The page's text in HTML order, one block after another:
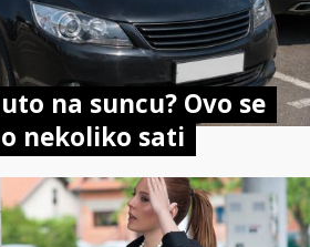
na suncu? Ovo se
nekoliko sati